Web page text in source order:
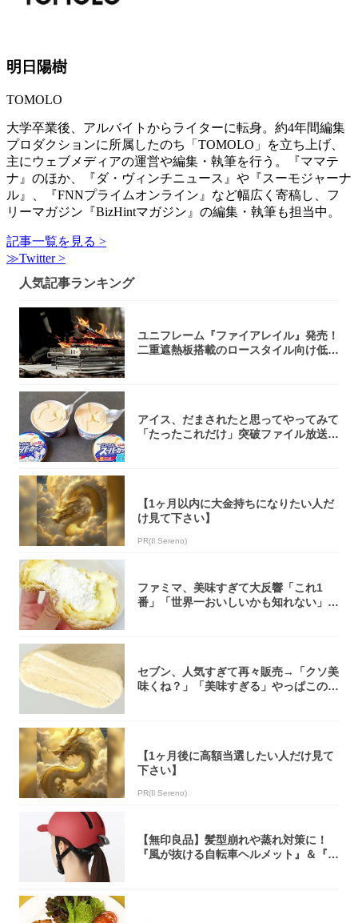
明日陽樹
TOMOLO
大学卒業後、アルバイトからライターに転身。約4年間編集
プロダクションに所属したのち「TOMOLO」を立ち上げ、
主にウェブメディアの運営や編集・執筆を行う。『ママテ
ナ』のほか、『ダ・ヴィンチニュース』や『スーモジャーナ
ル』、『FNNプライムオンライン』など幅広く寄稿し、フ
リーマガジン『BizHintマガジン』の編集・執筆も担当中。
記事一覧を見る >
≫Twitter >
人気記事ランキング
ユニフレーム『ファイアレイル』発売！
二重遮熱板搭載のロースタイル向け低型
アイス、だまされたと思ってやってみて
「たったこれだけ」突破ファイル放送で
【1ヶ月以内に大金持ちになりたい人だ
け見て下さい】
PR(Il Sereno)
ファミマ、美味すぎて大反響「これ1
番」「世界一おいしいかも知れない」
セブン、人気すぎて再々販売→「クソ美
味くね？」「美味すぎる」やっぱこのク
【1ヶ月後に高額当選したい人だけ見て
下さい】
PR(Il Sereno)
【無印良品】髪型崩れや蒸れ対策に！
『風が抜ける自転車ヘルメット』＆『2